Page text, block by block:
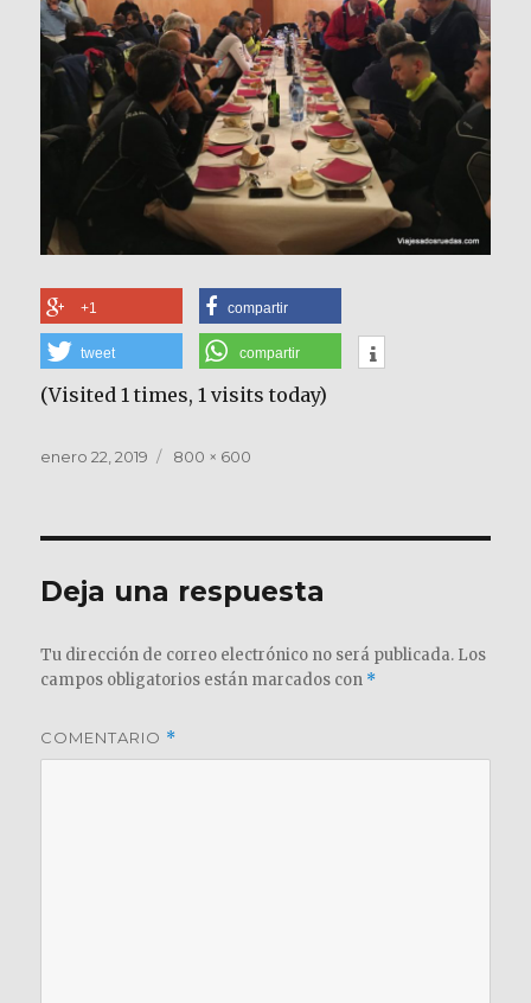
+1 compartir
tweet compartir
(Visited 1 times, 1 visits today)
Publicado
enero 22, 2019
Tamaño
800 × 600
Deja una respuesta
Tu dirección de correo electrónico no será publicada. Los
campos obligatorios están marcados con *
COMENTARIO *